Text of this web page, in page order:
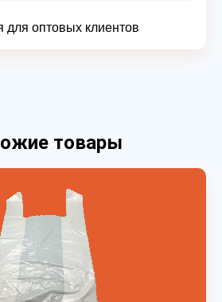
оптовых клиентов
товары